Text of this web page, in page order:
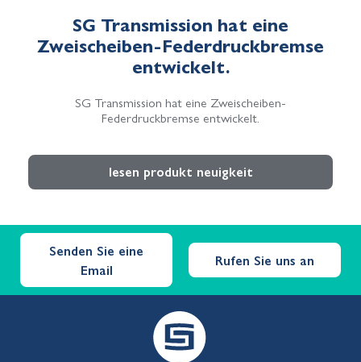
SG Transmission hat eine
Zweischeiben-Federdruckbremse
entwickelt.
SG Transmission hat eine Zweischeiben-
Federdruckbremse entwickelt.
lesen produkt neuigkeit
Senden Sie eine
Email
Rufen Sie uns an